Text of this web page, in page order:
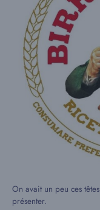
On avait un peu ces
présenter.